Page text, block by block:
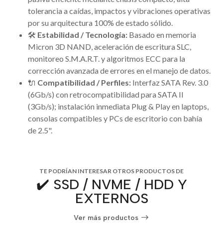
tolerancia a caídas, impactos y vibraciones operativas
por su arquitectura 100% de estado sólido.
🛠️ Estabilidad / Tecnología: Basado en memoria
Micron 3D NAND, aceleración de escritura SLC,
monitoreo S.M.A.R.T. y algoritmos ECC para la
corrección avanzada de errores en el manejo de datos.
🔌 Compatibilidad / Perfiles: Interfaz SATA Rev. 3.0
(6Gb/s) con retrocompatibilidad para SATA II
(3Gb/s); instalación inmediata Plug & Play en laptops,
consolas compatibles y PCs de escritorio con bahía
de 2.5".
TE PODRÍAN INTERESAR OTROS PRODUCTOS DE
✔️ SSD / NVME / HDD Y
EXTERNOS
Ver más productos